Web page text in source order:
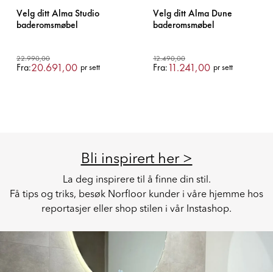
Velg ditt Alma Studio
baderomsmøbel
22.990,00
Fra:20.691,00 pr sett
Velg ditt Alma Dune
baderomsmøbel
12.490,00
Fra:11.241,00 pr sett
Bli inspirert her >
La deg inspirere til å finne din stil.
Få tips og triks, besøk Norfloor kunder i våre hjemme hos
reportasjer eller shop stilen i vår Instashop.